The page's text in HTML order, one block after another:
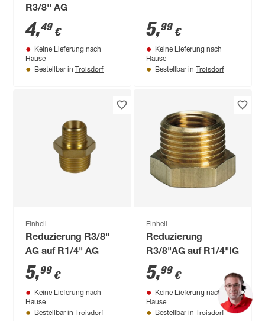
R3/8'' AG
4,49 €
Keine Lieferung nach
Hause
Bestellbar in Troisdorf
5,99 €
Keine Lieferung nach
Hause
Bestellbar in Troisdorf
Einhell
Reduzierung R3/8"
AG auf R1/4" AG
5,99 €
Keine Lieferung nach
Hause
Bestellbar in Troisdorf
Einhell
Reduzierung
R3/8"AG auf R1/4"IG
5,99 €
Keine Lieferung nach
Hause
Bestellbar in Troisdorf